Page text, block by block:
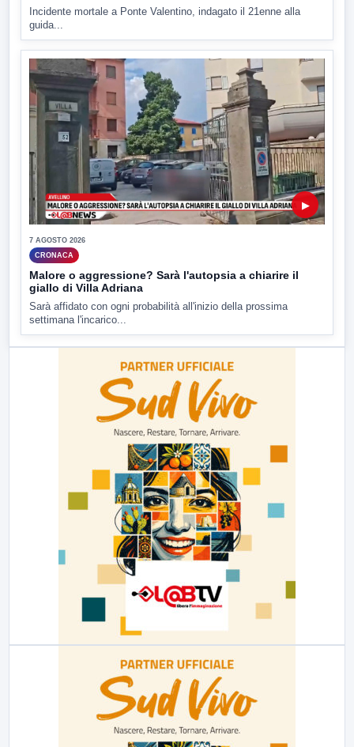
Incidente mortale a Ponte Valentino, indagato il 21enne alla
guida...
▶
7 AGOSTO 2026
CRONACA
Malore o aggressione? Sarà l'autopsia a chiarire il
giallo di Villa Adriana
Sarà affidato con ogni probabilità all'inizio della prossima
settimana l'incarico...